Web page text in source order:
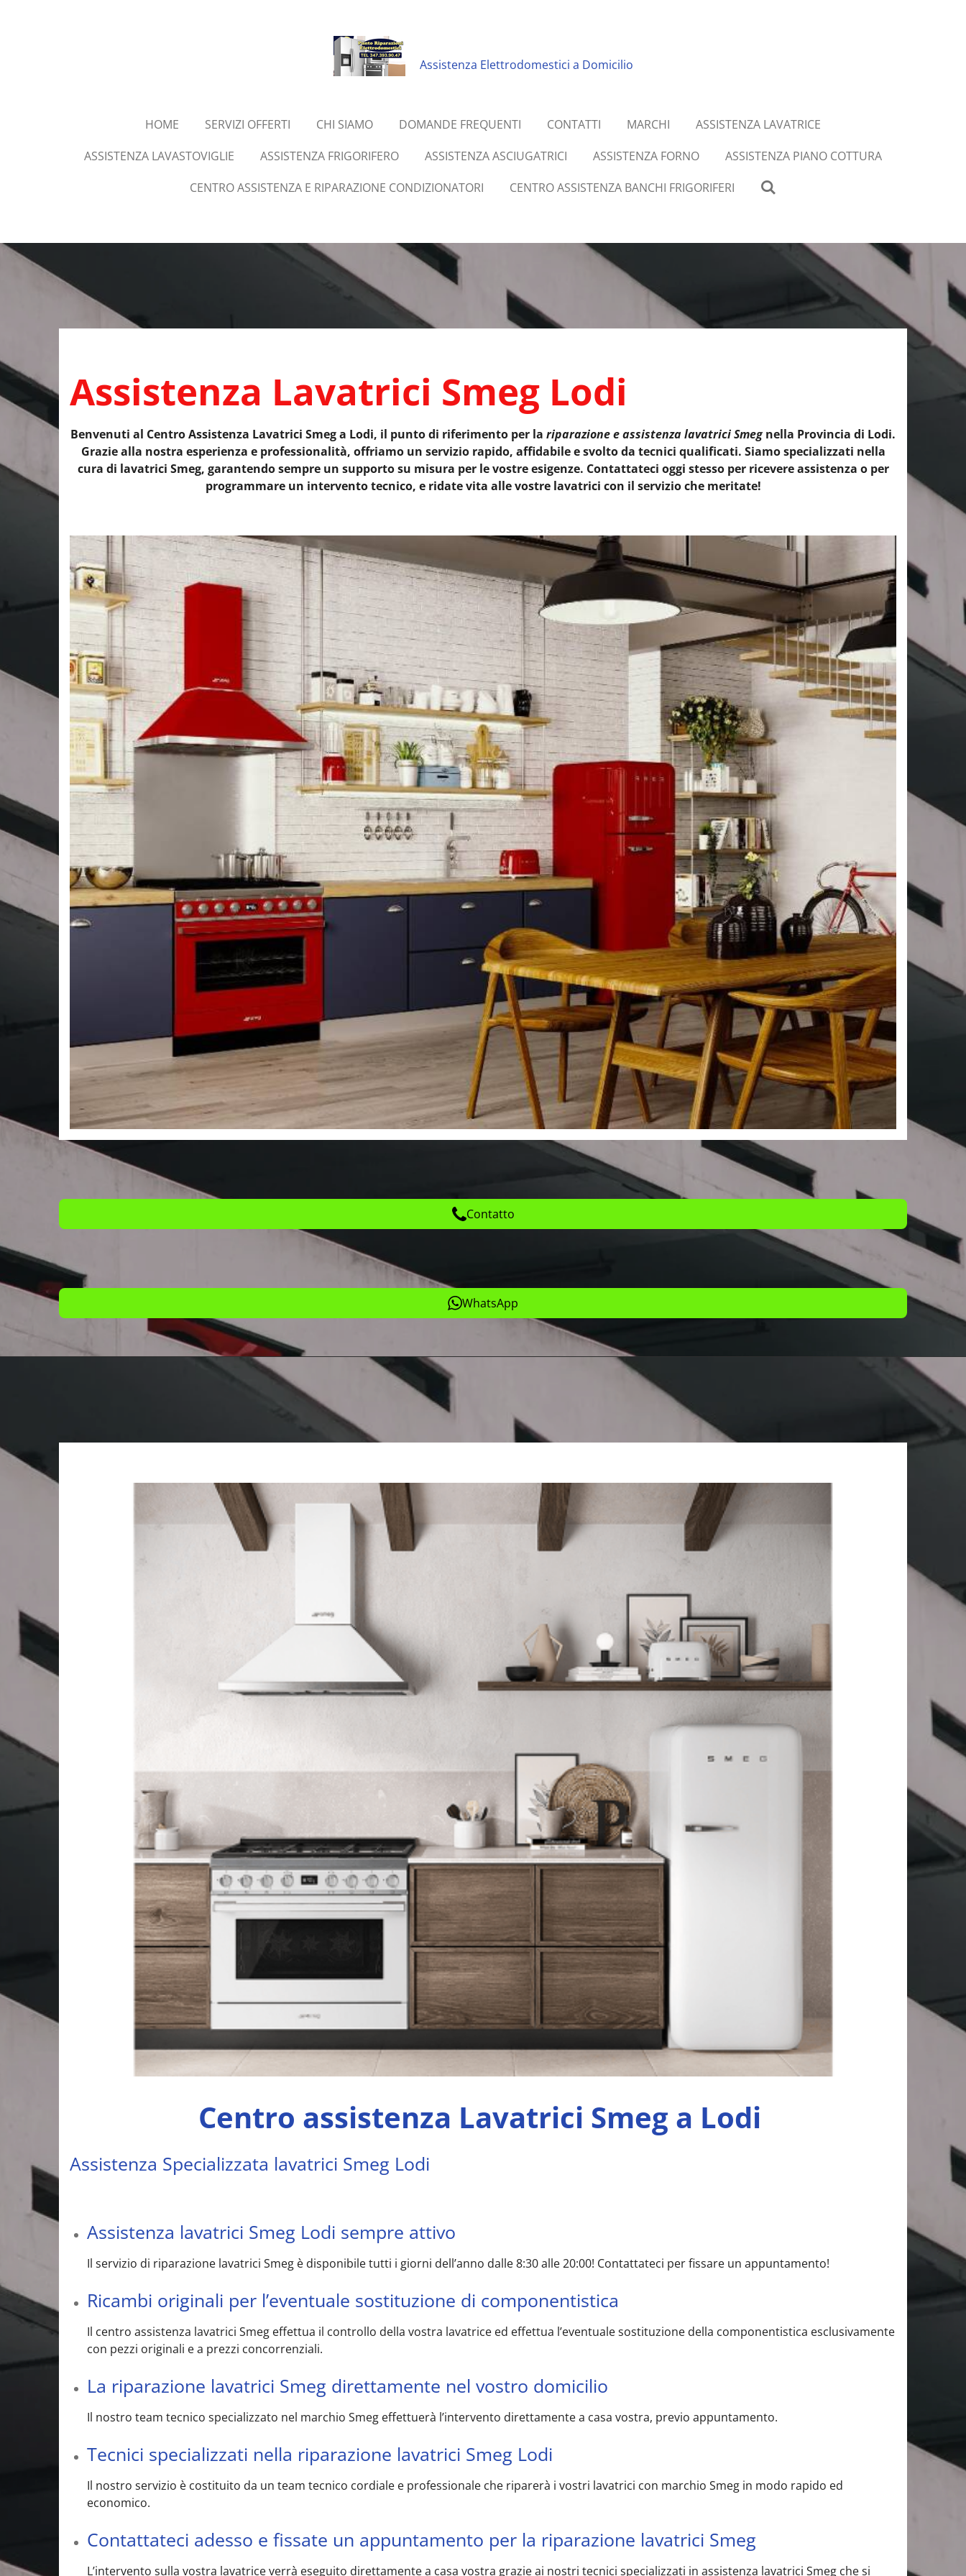
Assistenza Elettrodomestici a Domicilio
HOME SERVIZI OFFERTI CHI SIAMO DOMANDE FREQUENTI CONTATTI MARCHI
ASSISTENZA LAVATRICE
ASSISTENZA LAVASTOVIGLIE
ASSISTENZA FRIGORIFERO ASSISTENZA ASCIUGATRICI ASSISTENZA FORNO
ASSISTENZA PIANO COTTURA
CENTRO ASSISTENZA E RIPARAZIONE CONDIZIONATORI
CENTRO ASSISTENZA BANCHI FRIGORIFERI
Assistenza Lavatrici Smeg Lodi
Benvenuti al Centro Assistenza Lavatrici Smeg a Lodi, il punto di riferimento per la riparazione e assistenza lavatrici Smegnella Provincia di Lodi.
Grazie alla nostra esperienza e professionalità, offriamo un servizio rapido, affidabile e svolto da tecnici qualificati. Siamo specializzati nella
cura di lavatrici Smeg, garantendo sempre un supporto su misura per le vostre esigenze. Contattateci oggi stesso per ricevere assistenza o per
programmare un intervento tecnico, e ridate vita alle vostre lavatrici con il servizio che meritate!
Contatto
WhatsApp
Centro assistenza Lavatrici Smeg a Lodi
Assistenza Specializzata lavatrici Smeg Lodi
Assistenza lavatrici Smeg Lodi sempre attivo
Il servizio di riparazione lavatrici Smeg è disponibile tutti i giorni dell’anno dalle 8:30 alle 20:00! Contattateci per fissare un appuntamento!
Ricambi originali per l’eventuale sostituzione di componentistica
Il centro assistenza lavatrici Smeg effettua il controllo della vostra lavatrice ed effettua l’eventuale sostituzione della componentistica esclusivamente
con pezzi originali e a prezzi concorrenziali.
La riparazione lavatrici Smeg direttamente nel vostro domicilio
Il nostro team tecnico specializzato nel marchio Smeg effettuerà l’intervento direttamente a casa vostra, previo appuntamento.
Tecnici specializzati nella riparazione lavatrici Smeg Lodi
Il nostro servizio è costituito da un team tecnico cordiale e professionale che riparerà i vostri lavatrici con marchio Smeg in modo rapido ed
economico.
Contattateci adesso e fissate un appuntamento per la riparazione lavatrici Smeg
L’intervento sulla vostra lavatrice verrà eseguito direttamente a casa vostra grazie ai nostri tecnici specializzati in assistenza lavatrici Smeg che si